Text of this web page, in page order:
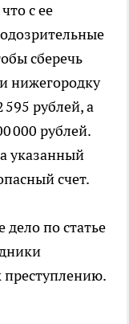
с ее
сберечь
нижегородку
рублей, а
000 рублей.
указанный
счет.
по статье
преступлению.